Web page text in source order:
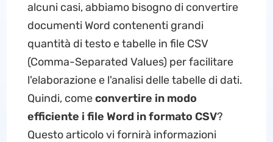
alcuni casi, abbiamo bisogno di convertire
documenti Word contenenti grandi
quantità di testo e tabelle in file CSV
(Comma-Separated Values) per facilitare
l'elaborazione e l'analisi delle tabelle di dati.
Quindi, comeconvertire in modo
efficiente i file Word in formato CSV?
Questo articolo vi fornirà informazioni